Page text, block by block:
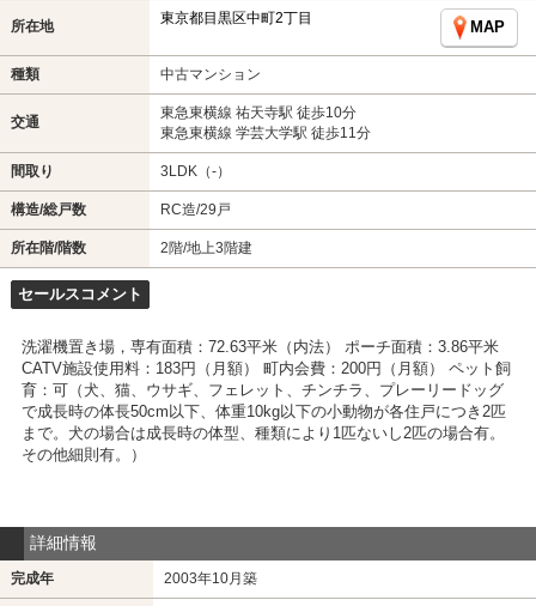
所在地 東京都目黒区中町2丁目
MAP
種類 中古マンション
交通
東急東横線 祐天寺駅 徒歩10分
東急東横線 学芸大学駅 徒歩11分
間取り 3LDK（-）
構造/総戸数 RC造/29戸
所在階/階数 2階/地上3階建
セールスコメント
洗濯機置き場，専有面積：72.63平米（内法） ポーチ面積：3.86平米
CATV施設使用料：183円（月額） 町内会費：200円（月額） ペット飼
育：可（犬、猫、ウサギ、フェレット、チンチラ、プレーリードッグ
で成長時の体長50cm以下、体重10kg以下の小動物が各住戸につき2匹
まで。犬の場合は成長時の体型、種類により1匹ないし2匹の場合有。
その他細則有。）
詳細情報
完成年 2003年10月築